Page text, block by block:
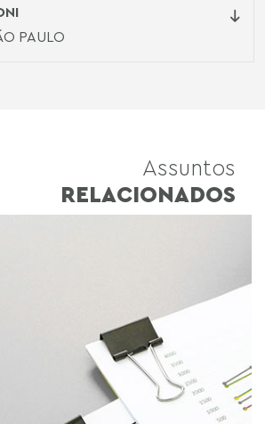
PAULO
Assuntos
RELACIONADOS